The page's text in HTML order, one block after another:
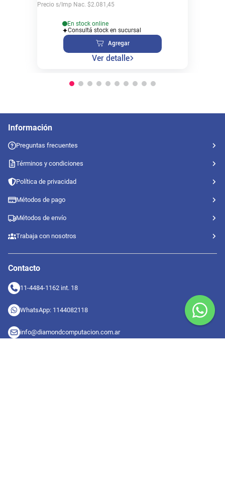
Precio s/Imp Nac. $2.081,45
En stock online
Consultá stock en sucursal
Agregar
Ver detalle
Información
Preguntas frecuentes
Términos y condiciones
Política de privacidad
Métodos de pago
Métodos de envío
Trabaja con nosotros
Contacto
11-4484-1162 int. 18
WhatsApp: 1144082118
info@diamondcomputacion.com.ar